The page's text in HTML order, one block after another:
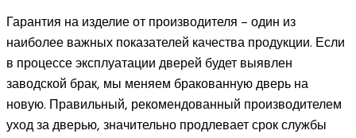
Гарантия на изделие от производителя – один из
наиболее важных показателей качества продукции. Если
в процессе эксплуатации дверей будет выявлен
заводской брак, мы меняем бракованную дверь на
новую. Правильный, рекомендованный производителем
уход за дверью, значительно продлевает срок службы